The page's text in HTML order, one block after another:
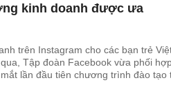
kinh doanh được ưa
trên Instagram cho các bạn trẻ
Tập đoàn Facebook vừa phối
lần đầu tiên chương trình đào tạo